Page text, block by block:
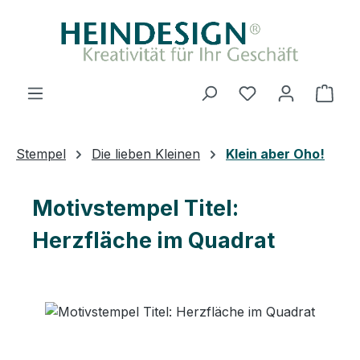
Zum Hauptinhalt springen
Stempel Die lieben Kleinen Klein aber Oho!
Motivstempel Titel:
Herzfläche im Quadrat
Bildergalerie überspringen